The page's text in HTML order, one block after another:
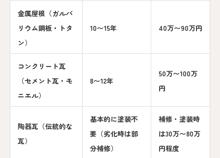
金属屋根（ガルバ
リウム鋼板・トタ
ン）
10〜15年 40万〜90万円
コンクリート瓦
（セメント瓦・モ
ニエル）
8〜12年
50万〜100万
円
陶器瓦（伝統的な
瓦）
基本的に塗装不
要（劣化時は部
分補修）
補修・塗装時
は30万〜80万
円程度